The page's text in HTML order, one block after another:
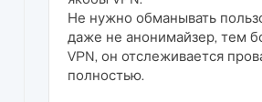
Не нужно обманывать
даже не анонимайзер, тем
VPN, он отслеживается
полностью.